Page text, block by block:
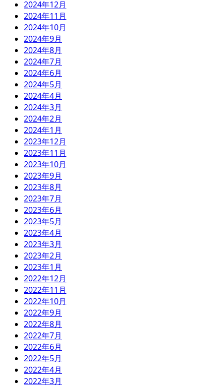
2024年12月
2024年11月
2024年10月
2024年9月
2024年8月
2024年7月
2024年6月
2024年5月
2024年4月
2024年3月
2024年2月
2024年1月
2023年12月
2023年11月
2023年10月
2023年9月
2023年8月
2023年7月
2023年6月
2023年5月
2023年4月
2023年3月
2023年2月
2023年1月
2022年12月
2022年11月
2022年10月
2022年9月
2022年8月
2022年7月
2022年6月
2022年5月
2022年4月
2022年3月